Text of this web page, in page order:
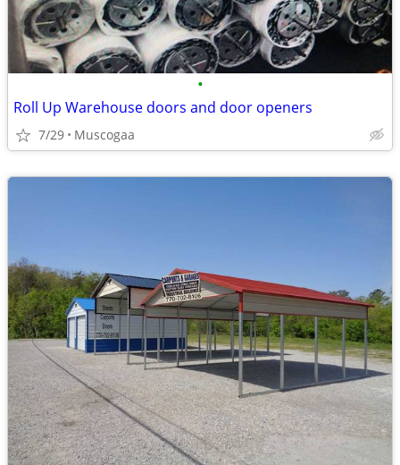
•
Roll Up Warehouse doors and door openers
7/29 Muscogaa